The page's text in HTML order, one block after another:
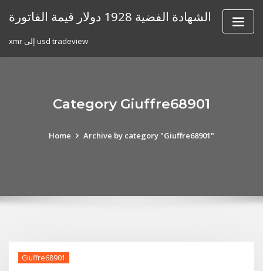
الشهادة الفضية 1928 دولار قيمة الفاتورة
xmr إلى usd tradeview
Category Giuffre68901
Home Archive by category "Giuffre68901"
Giuffre68901